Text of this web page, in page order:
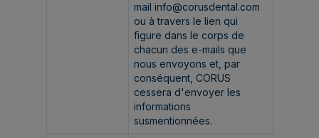
mail info@corusdental.com
ou à travers le lien qui
figure dans le corps de
chacun des e-mails que
nous envoyons et, par
conséquent, CORUS
cessera d'envoyer les
informations
susmentionnées.